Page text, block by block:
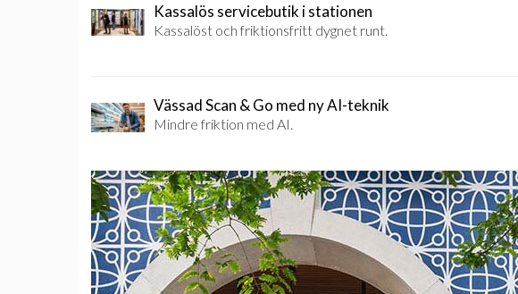
Kassalös servicebutik i stationen
Kassalöst och friktionsfritt dygnet runt.
Vässad Scan & Go med ny AI-teknik
Mindre friktion med AI.